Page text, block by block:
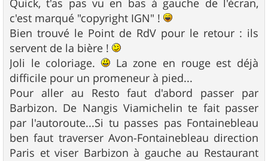
Quick, t'as pas vu en bas à gauche de l'écran,
c'est marqué "copyright IGN" !
Bien trouvé le Point de RdV pour le retour : ils
servent de la bière !
Joli le coloriage.
La zone en rouge est déjà
difficile pour un promeneur à pied...
Pour aller au Resto faut d'abord passer par
Barbizon. De Nangis Viamichelin te fait passer
par l'autoroute...Si tu passes pas Fontainebleau
ben faut traverser Avon-Fontainebleau direction
Paris et viser Barbizon à gauche au Restaurant